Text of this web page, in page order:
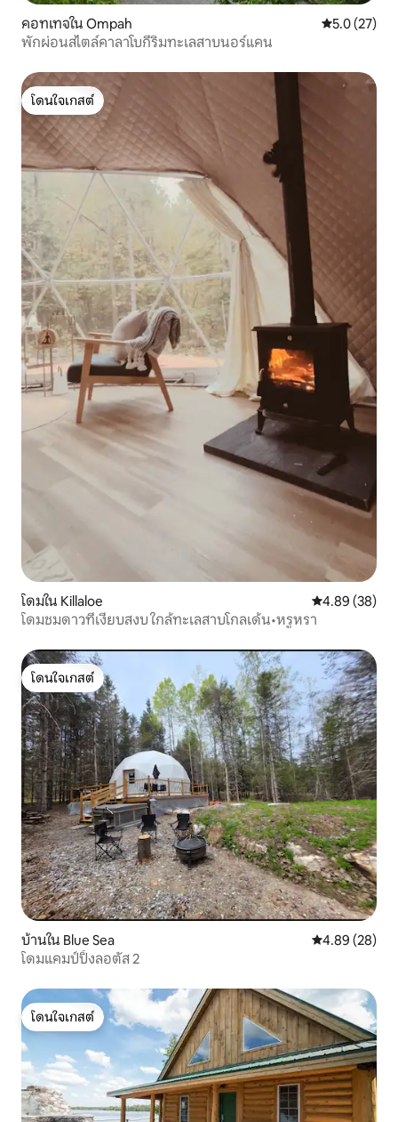
คอทเทจใน Ompah คะแนนเฉลี่ย
5.0 (27)
พักผ่อนสไตล์คาลาโบกีริมทะเลสาบนอร์แคน
โดนใจเกสต์
โดนใจเกสต์
โดมใน Killaloe คะแนนเฉลี่ย
4.89 (38)
โดมชมดาวที่เงียบสงบ ใกล้ทะเลสาบโกลเด้น•หรูหรา
โดนใจเกสต์
โดนใจเกสต์
บ้านใน Blue Sea คะแนนเฉลี่ย
4.89 (28)
โดมแคมป์ปิ้งลอตัส 2
โดนใจเกสต์
โดนใจเกสต์